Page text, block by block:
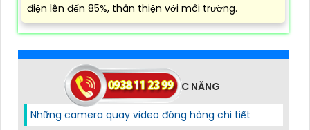
điện lên đến 85%, thân thiện với môi trường.
CAMERA THEO CHỨC NĂNG
Những camera quay video đóng hàng chi tiết